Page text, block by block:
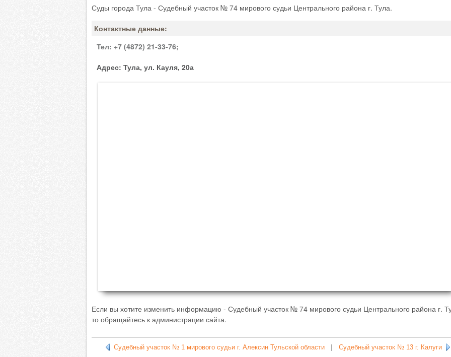
Суды города Тула - Судебный участок № 74 мирового судьи Центрального района г. Тула.
Контактные данные:
Тел: +7 (4872) 21-33-76;
Адрес: Тула, ул. Кауля, 20а
Если вы хотите изменить информацию - Судебный участок № 74 мирового судьи Центрального района г.
то обращайтесь к администрации сайта.
Судебный участок № 1 мирового судьи г. Алексин Тульской области Судебный участок № 13 г. Калуги